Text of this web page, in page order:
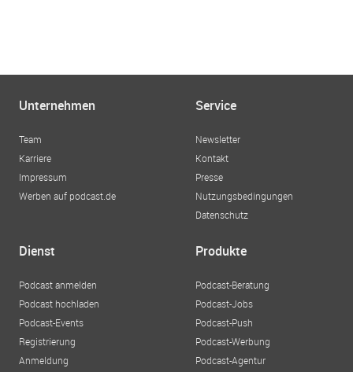
Unternehmen
Team
Karriere
Impressum
Werben auf podcast.de
Service
Newsletter
Kontakt
Presse
Nutzungsbedingungen
Datenschutz
Dienst
Podcast anmelden
Podcast hochladen
Podcast-Events
Registrierung
Anmeldung
Produkte
Podcast-Beratung
Podcast-Jobs
Podcast-Push
Podcast-Werbung
Podcast-Agentur